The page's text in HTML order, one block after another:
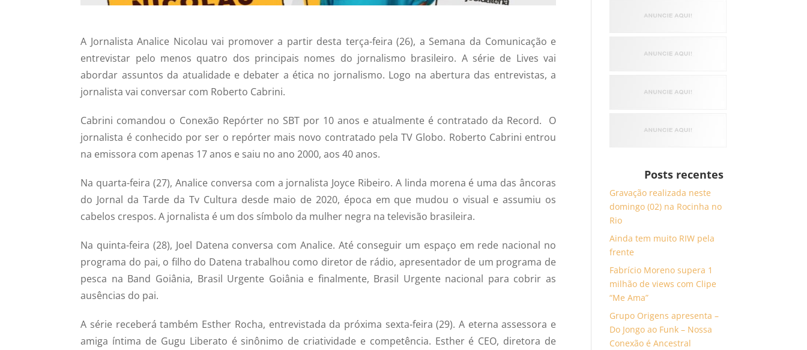
A Jornalista Analice Nicolau vai promover a partir desta terça-feira (26), a Semana da Comunicação e
entrevistar pelo menos quatro dos principais nomes do jornalismo brasileiro. A série de Lives vai
abordar assuntos da atualidade e debater a ética no jornalismo. Logo na abertura das entrevistas, a
jornalista vai conversar com Roberto Cabrini.
Cabrini comandou o Conexão Repórter no SBT por 10 anos e atualmente é contratado da Record. O
jornalista é conhecido por ser o repórter mais novo contratado pela TV Globo. Roberto Cabrini entrou
na emissora com apenas 17 anos e saiu no ano 2000, aos 40 anos.
Na quarta-feira (27), Analice conversa com a jornalista Joyce Ribeiro. A linda morena é uma das âncoras
do Jornal da Tarde da Tv Cultura desde maio de 2020, época em que mudou o visual e assumiu os
cabelos crespos. A jornalista é um dos símbolo da mulher negra na televisão brasileira.
Na quinta-feira (28), Joel Datena conversa com Analice. Até conseguir um espaço em rede nacional no
programa do pai, o filho do Datena trabalhou como diretor de rádio, apresentador de um programa de
pesca na Band Goiânia, Brasil Urgente Goiânia e finalmente, Brasil Urgente nacional para cobrir as
ausências do pai.
A série receberá também Esther Rocha, entrevistada da próxima sexta-feira (29). A eterna assessora e
amiga íntima de Gugu Liberato é sinônimo de criatividade e competência. Esther é CEO, diretora de
Posts recentes
Gravação realizada neste
domingo (02) na Rocinha no
Rio
Ainda tem muito RIW pela
frente
Fabrício Moreno supera 1
milhão de views com Clipe
“Me Ama”
Grupo Origens apresenta –
Do Jongo ao Funk – Nossa
Conexão é Ancestral